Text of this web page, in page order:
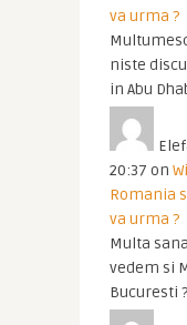
va urma ?
niste
in Abu
20:37 on
Romania
va urma ?
Multa
vedem si
Bucuresti ?